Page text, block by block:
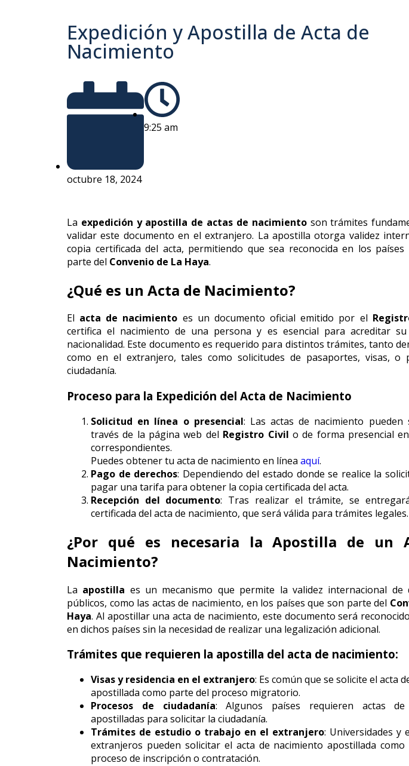
Expedición y Apostilla de Acta de
Nacimiento
octubre 18, 2024
9:25 am
La expedición y apostilla de actas de nacimientoson trámites
validar este documento en el extranjero. La apostilla otorga validez
copia certificada del acta, permitiendo que sea reconocida en los
parte del Convenio de La Haya.
¿Qué es un Acta de Nacimiento?
El acta de nacimiento es un documento oficial emitido por el
certifica el nacimiento de una persona y es esencial para acreditar
nacionalidad. Este documento es requerido para distintos trámites, tanto
como en el extranjero, tales como solicitudes de pasaportes, visas, o
ciudadanía.
Proceso para la Expedición del Acta de Nacimiento
Solicitud en línea o presencial: Las actas de nacimiento pueden
través de la página web del Registro Civil o de forma presencial
correspondientes.
Puedes obtener tu acta de nacimiento en línea aquí.
Pago de derechos: Dependiendo del estado donde se realice la
pagar una tarifa para obtener la copia certificada del acta.
Recepción del documento: Tras realizar el trámite, se
certificada del acta de nacimiento, que será válida para trámites legales.
¿Por qué es necesaria la Apostilla de un
Nacimiento?
La apostilla es un mecanismo que permite la validez internacional de
públicos, como las actas de nacimiento, en los países que son parte del
Haya. Al apostillar una acta de nacimiento, este documento será
en dichos países sin la necesidad de realizar una legalización adicional.
Trámites que requieren la apostilla del acta de nacimiento:
Visas y residencia en el extranjero: Es común que se solicite el acta
apostillada como parte del proceso migratorio.
Procesos de ciudadanía: Algunos países requieren actas de
apostilladas para solicitar la ciudadanía.
Trámites de estudio o trabajo en el extranjero: Universidades y
extranjeros pueden solicitar el acta de nacimiento apostillada
proceso de inscripción o contratación.